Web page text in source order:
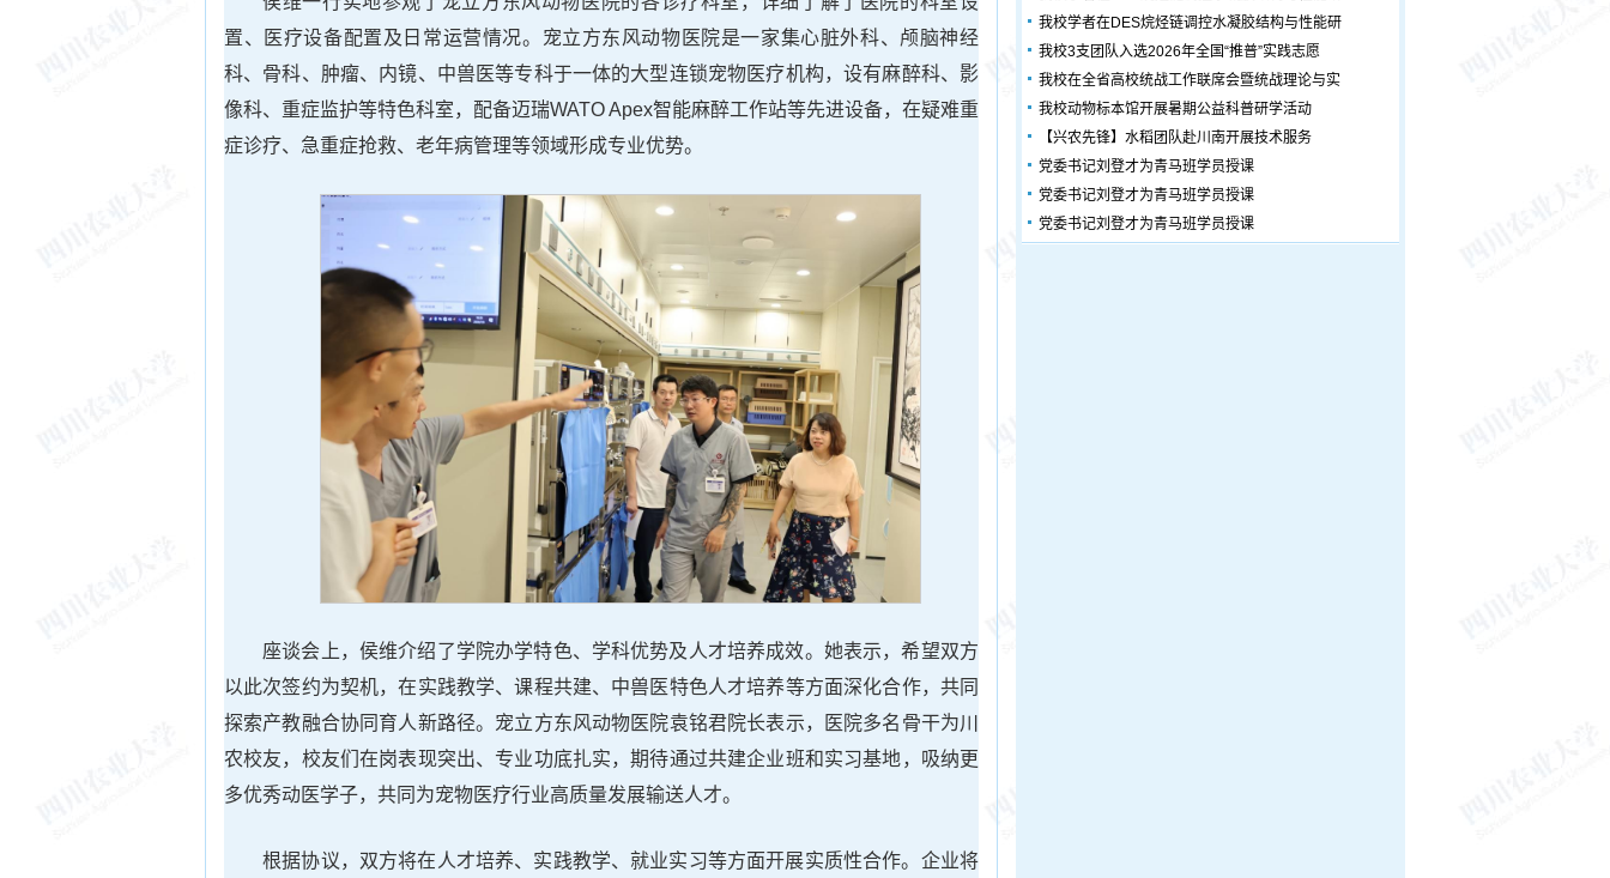
置、医疗设备配置及日常运营情况。宠立方东风动物医院是一家集心脏外科、颅脑神经
科、骨科、肿瘤、内镜、中兽医等专科于一体的大型连锁宠物医疗机构，设有麻醉科、影
像科、重症监护等特色科室，配备迈瑞WATO Apex智能麻醉工作站等先进设备，在疑难重
症诊疗、急重症抢救、老年病管理等领域形成专业优势。
座谈会上，侯维介绍了学院办学特色、学科优势及人才培养成效。她表示，希望双方
以此次签约为契机，在实践教学、课程共建、中兽医特色人才培养等方面深化合作，共同
探索产教融合协同育人新路径。宠立方东风动物医院袁铭君院长表示，医院多名骨干为川
农校友，校友们在岗表现突出、专业功底扎实，期待通过共建企业班和实习基地，吸纳更
多优秀动医学子，共同为宠物医疗行业高质量发展输送人才。
根据协议，双方将在人才培养、实践教学、就业实习等方面开展实质性合作。企业将
我校学者在DES烷烃链调控水凝胶结构与性能研
我校3支团队入选2026年全国“推普”实践志愿
我校在全省高校统战工作联席会暨统战理论与实
我校动物标本馆开展暑期公益科普研学活动
【兴农先锋】水稻团队赴川南开展技术服务
党委书记刘登才为青马班学员授课
党委书记刘登才为青马班学员授课
党委书记刘登才为青马班学员授课